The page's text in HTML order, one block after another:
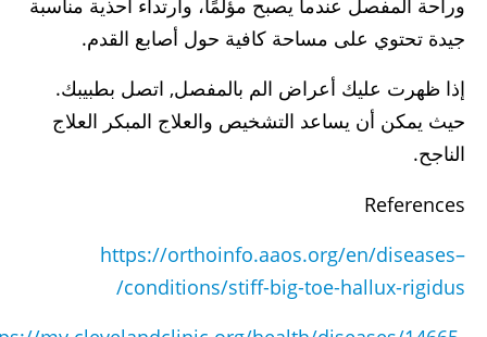
وراحة المفصل عندما يصبح مؤلمًا، وارتداء أحذية مناسبة
جيدة تحتوي على مساحة كافية حول أصابع القدم.
إذا ظهرت عليك أعراض الم بالمفصل, اتصل بطبيبك.
حيث يمكن أن يساعد التشخيص والعلاج المبكر العلاج
الناجح.
References
https://orthoinfo.aaos.org/en/diseases–
conditions/stiff-big-toe-hallux-rigidus/